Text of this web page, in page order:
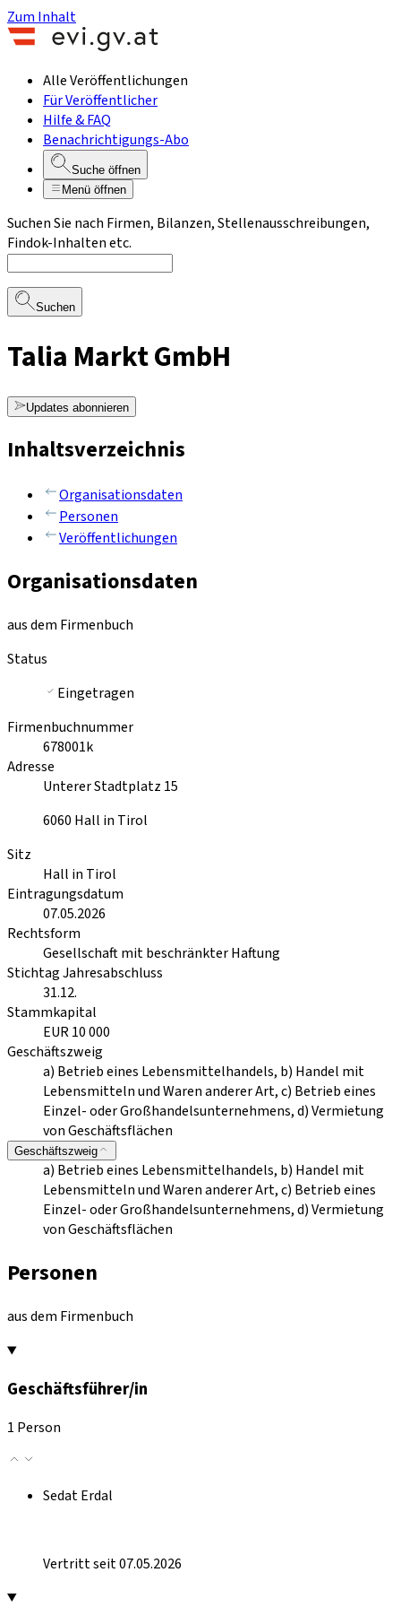
Zum Inhalt
Alle Veröffentlichungen
Für Veröffentlicher
Hilfe & FAQ
Benachrichtigungs-Abo
Suche öffnen
Menü öffnen
Suchen Sie nach Firmen, Bilanzen, Stellenausschreibungen,
Findok-Inhalten etc.
Suchen
Talia Markt GmbH
Updates abonnieren
Inhaltsverzeichnis
Organisationsdaten
Personen
Veröffentlichungen
Organisationsdaten
aus dem Firmenbuch
Status
Eingetragen
Firmenbuchnummer
678001k
Adresse
Unterer Stadtplatz 15
6060 Hall in Tirol
Sitz
Hall in Tirol
Eintragungsdatum
07.05.2026
Rechtsform
Gesellschaft mit beschränkter Haftung
Stichtag Jahresabschluss
31.12.
Stammkapital
EUR 10 000
Geschäftszweig
a) Betrieb eines Lebensmittelhandels, b) Handel mit
Lebensmitteln und Waren anderer Art, c) Betrieb eines
Einzel- oder Großhandelsunternehmens, d) Vermietung
von Geschäftsflächen
Geschäftszweig
a) Betrieb eines Lebensmittelhandels, b) Handel mit
Lebensmitteln und Waren anderer Art, c) Betrieb eines
Einzel- oder Großhandelsunternehmens, d) Vermietung
von Geschäftsflächen
Personen
aus dem Firmenbuch
Geschäftsführer/in
1 Person
Sedat Erdal
Vertritt seit 07.05.2026